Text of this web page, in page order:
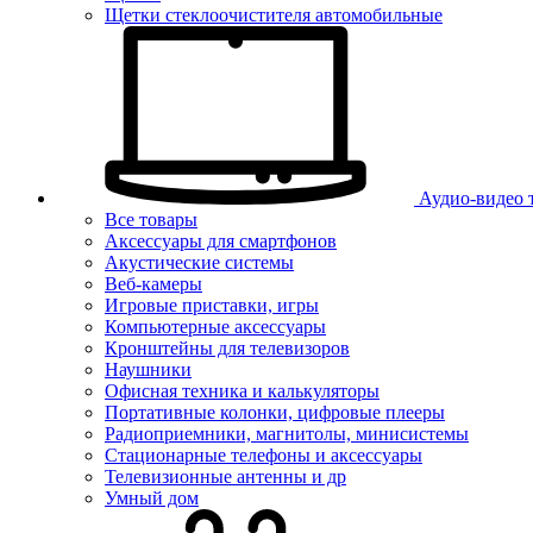
Щетки стеклоочистителя автомобильные
Аудио-видео
Все товары
Аксессуары для смартфонов
Акустические системы
Веб-камеры
Игровые приставки, игры
Компьютерные аксессуары
Кронштейны для телевизоров
Наушники
Офисная техника и калькуляторы
Портативные колонки, цифровые плееры
Радиоприемники, магнитолы, минисистемы
Стационарные телефоны и аксессуары
Телевизионные антенны и др
Умный дом